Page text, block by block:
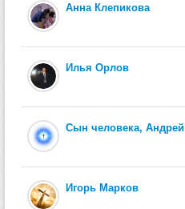
Анна Клепикова
Илья Орлов
Сын человека, Андрей
Игорь Марков